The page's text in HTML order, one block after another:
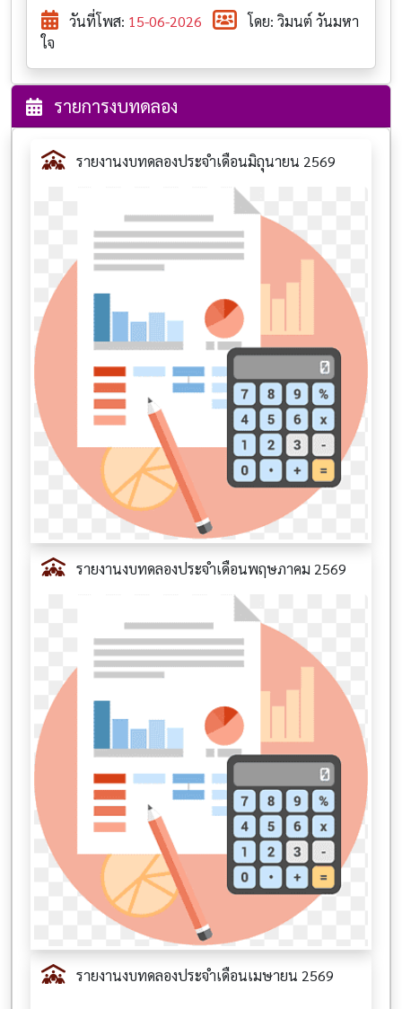
วันที่โพส: 15-06-2026
โดย: วิมนต์ วันมหา
ใจ
รายการงบทดลอง
รายงานงบทดลองประจำเดือนมิถุนายน 2569
รายงานงบทดลองประจำเดือนพฤษภาคม 2569
รายงานงบทดลองประจำเดือนเมษายน 2569